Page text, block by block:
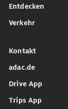
Entdecken
Verkehr
Kontakt
adac.de
Drive App
Trips App